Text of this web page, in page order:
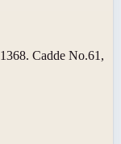
Cadde No.61,